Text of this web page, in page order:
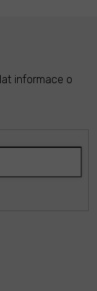
informace o